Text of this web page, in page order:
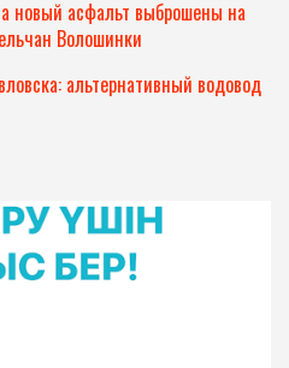
новый асфальт выброшены на
Волошинки
альтернативный водовод